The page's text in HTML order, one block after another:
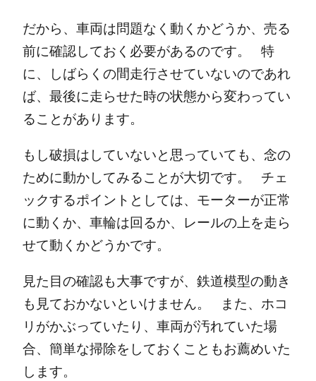
だから、車両は問題なく動くかどうか、売る
前に確認しておく必要があるのです。
特
に、しばらくの間走行させていないのであれ
ば、最後に走らせた時の状態から変わってい
ることがあります。
もし破損はしていないと思っていても、念の
ために動かしてみることが大切です。
チェ
ックするポイントとしては、モーターが正常
に動くか、車輪は回るか、レールの上を走ら
せて動くかどうかです。
見た目の確認も大事ですが、鉄道模型の動き
も見ておかないといけません。
また、ホコ
リがかぶっていたり、車両が汚れていた場
合、簡単な掃除をしておくこともお薦めいた
します。